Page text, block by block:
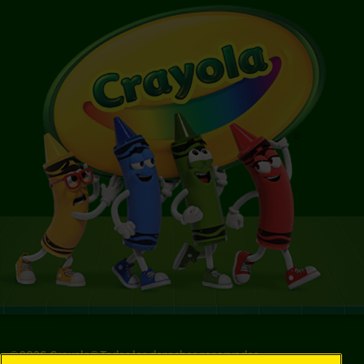
©2026Crayola® Todos los derechos reservados.